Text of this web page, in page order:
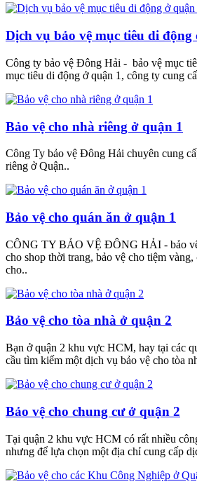
Dịch vụ bảo vệ mục tiêu di động
Công ty bảo vệ Đông Hải - bảo vệ mục
mục tiêu di động ở quận 1, công ty cung
Bảo vệ cho nhà riêng ở quận 1
Công Ty bảo vệ Đông Hải chuyên cung
riêng ở Quận..
Bảo vệ cho quán ăn ở quận 1
CÔNG TY BẢO VỆ ĐÔNG HẢI - bảo vệ
cho shop thời trang, bảo vệ cho tiệm
cho..
Bảo vệ cho tòa nhà ở quận 2
Bạn ở quận 2 khu vực HCM, hay tại các
cầu tìm kiếm một dịch vụ bảo vệ cho tòa
Bảo vệ cho chung cư ở quận 2
Tại quận 2 khu vực HCM có rất nhiều
nhưng để lựa chọn một địa chỉ cung cấp